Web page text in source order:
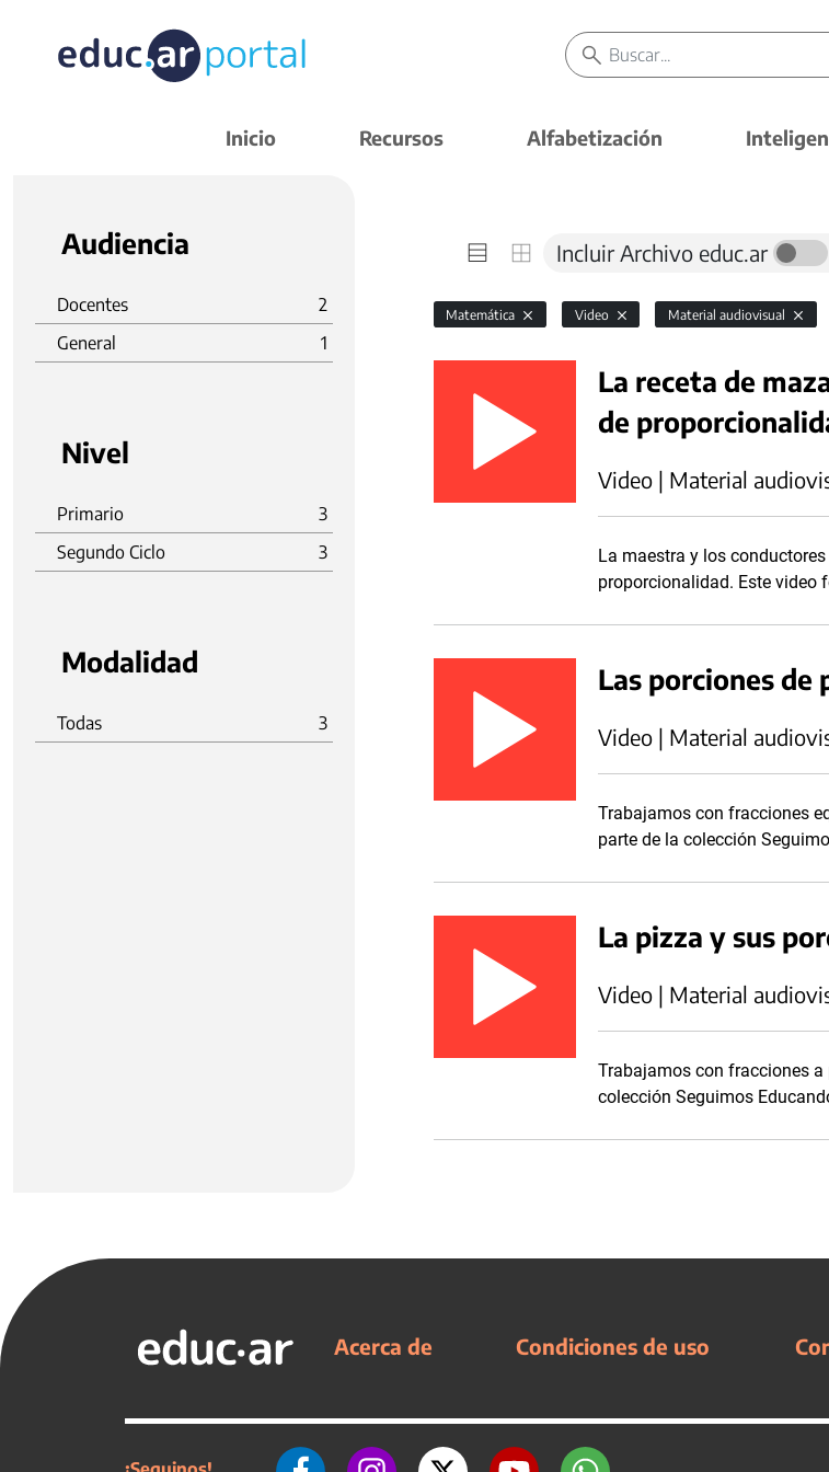
Inicio Recursos Alfabetización
Audiencia
Docentes
2
General
1
Nivel
Primario
3
Segundo Ciclo
3
Modalidad
Todas 3
Incluir Archivo educ.ar
Matemática Video Material audiovisual
La receta de
de
Video | Material
La maestra y los
proporcionalidad. Este video
Las porciones de
Video | Material
Trabajamos con fracciones
parte de la colección
La pizza y sus
Video | Material
Trabajamos con fracciones a
colección Seguimos
Acerca de Condiciones de uso